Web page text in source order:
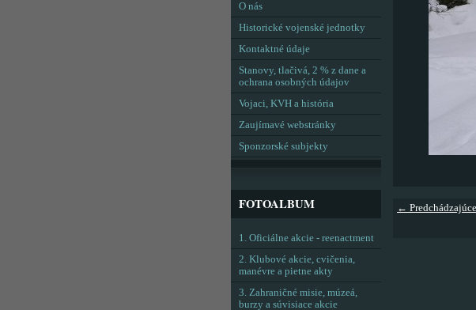
← Predchádzajúce
O nás
Historické vojenské jednotky
Kontaktné údaje
Stanovy, tlačivá, 2 % z dane a
ochrana osobných údajov
Vojaci, KVH a história
Zaujímavé webstránky
Sponzorské subjekty
FOTOALBUM
1. Oficiálne akcie - reenactment
2. Klubové akcie, cvičenia,
manévre a pietne akty
3. Zahraničné misie, múzeá,
burzy a súvisiace akcie